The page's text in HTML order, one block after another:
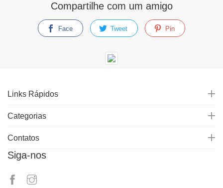
Compartilhe com um amigo
Face Tweet Pin
Links Rápidos
Categorias
Contatos
Siga-nos